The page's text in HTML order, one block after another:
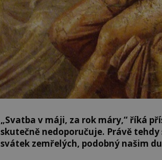
„Svatba v máji, za rok máry,“ říká
skutečně nedoporučuje. Právě tehdy
svátek zemřelých, podobný našim